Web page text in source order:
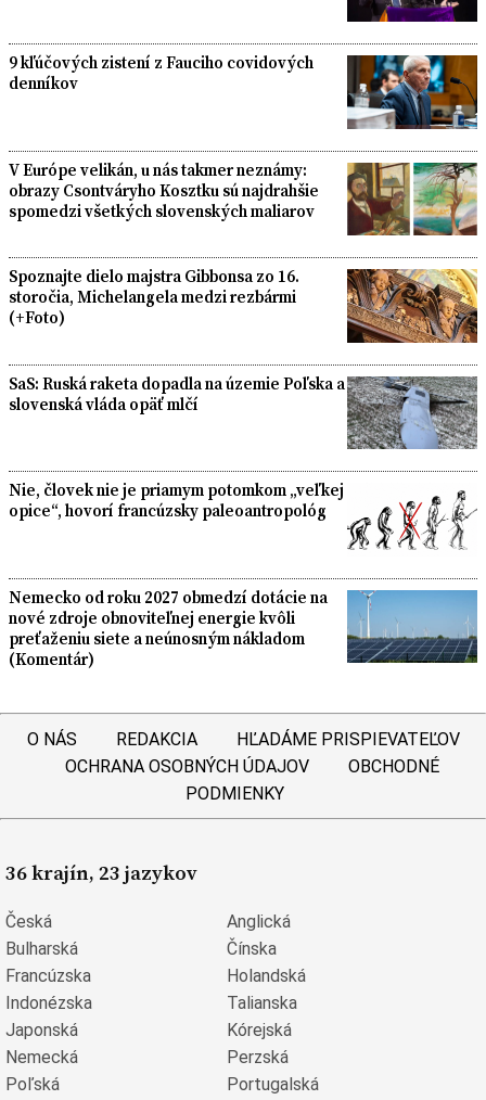
9 kľúčových zistení z Fauciho covidových
denníkov
V Európe velikán, u nás takmer neznámy:
obrazy Csontváryho Kosztku sú najdrahšie
spomedzi všetkých slovenských maliarov
Spoznajte dielo majstra Gibbonsa zo 16.
storočia, Michelangela medzi rezbármi
(+Foto)
SaS: Ruská raketa dopadla na územie Poľska a
slovenská vláda opäť mlčí
Nie, človek nie je priamym potomkom „veľkej
opice“, hovorí francúzsky paleoantropológ
Nemecko od roku 2027 obmedzí dotácie na
nové zdroje obnoviteľnej energie kvôli
preťaženiu siete a neúnosným nákladom
(Komentár)
O NÁS REDAKCIA
HĽADÁME PRISPIEVATEĽOV
OCHRANA OSOBNÝCH ÚDAJOV
OBCHODNÉ
PODMIENKY
36 krajín, 23 jazykov
Česká
Anglická
Bulharská
Čínska
Francúzska
Holandská
Indonézska
Talianska
Japonská
Kórejská
Nemecká
Perzská
Poľská
Portugalská